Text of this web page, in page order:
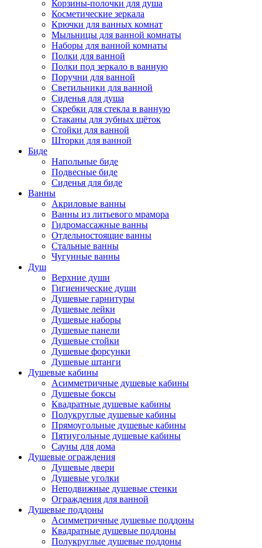
Корзины-полочки для душа
Косметические зеркала
Крючки для ванных комнат
Мыльницы для ванной комнаты
Наборы для ванной комнаты
Полки для ванной
Полки под зеркало в ванную
Поручни для ванной
Светильники для ванной
Сиденья для душа
Скребки для стекла в ванную
Стаканы для зубных щёток
Стойки для ванной
Шторки для ванной
Биде
Напольные биде
Подвесные биде
Сиденья для биде
Ванны
Акриловые ванны
Ванны из литьевого мрамора
Гидромассажные ванны
Отдельностоящие ванны
Стальные ванны
Чугунные ванны
Душ
Верхние души
Гигиенические души
Душевые гарнитуры
Душевые лейки
Душевые наборы
Душевые панели
Душевые стойки
Душевые форсунки
Душевые штанги
Душевые кабины
Асимметричные душевые кабины
Душевые боксы
Квадратные душевые кабины
Полукруглые душевые кабины
Прямоугольные душевые кабины
Пятиугольные душевые кабины
Сауны для дома
Душевые ограждения
Душевые двери
Душевые уголки
Неподвижные душевые стенки
Ограждения для ванной
Душевые поддоны
Асимметричные душевые поддоны
Квадратные душевые поддоны
Полукруглые душевые поддоны